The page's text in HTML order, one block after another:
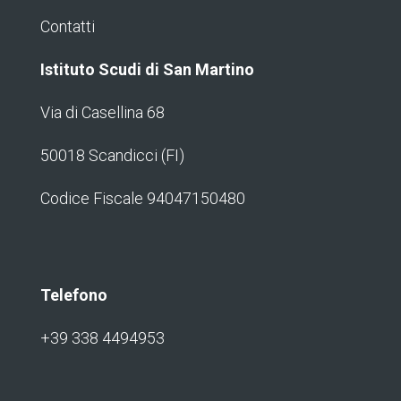
Contatti
Istituto Scudi di San Martino
Via di Casellina 68
50018 Scandicci (FI)
Codice Fiscale 94047150480
Telefono
+39 338 4494953